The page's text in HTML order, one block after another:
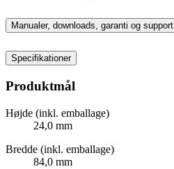
Manualer, downloads, garanti og support
Specifikationer
Produktmål
Højde (inkl. emballage)
24,0 mm
Bredde (inkl. emballage)
84,0 mm